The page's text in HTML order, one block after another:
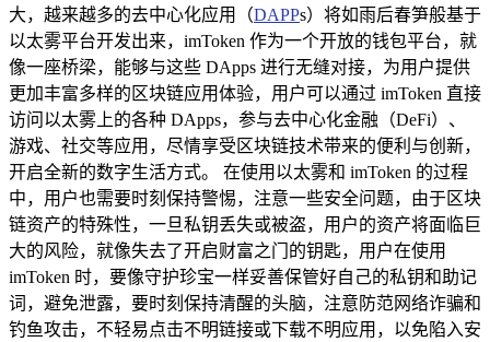
大，越来越多的去中心化应用（DAPPs）将如雨后春笋般基于
以太雾平台开发出来，imToken 作为一个开放的钱包平台，就
像一座桥梁，能够与这些 DApps 进行无缝对接，为用户提供
更加丰富多样的区块链应用体验，用户可以通过 imToken 直接
访问以太雾上的各种 DApps，参与去中心化金融（DeFi）、
游戏、社交等应用，尽情享受区块链技术带来的便利与创新，
开启全新的数字生活方式。 在使用以太雾和 imToken 的过程
中，用户也需要时刻保持警惕，注意一些安全问题，由于区块
链资产的特殊性，一旦私钥丢失或被盗，用户的资产将面临巨
大的风险，就像失去了开启财富之门的钥匙，用户在使用
imToken 时，要像守护珍宝一样妥善保管好自己的私钥和助记
词，避免泄露，要时刻保持清醒的头脑，注意防范网络诈骗和
钓鱼攻击，不轻易点击不明链接或下载不明应用，以免陷入安